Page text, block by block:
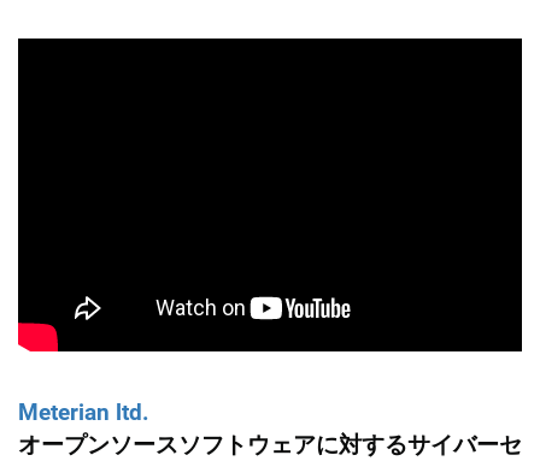
Meterian ltd.
オープンソースソフトウェアに対するサイバーセ